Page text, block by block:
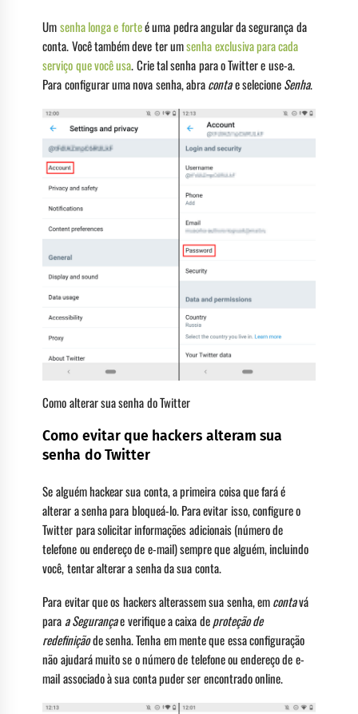
Umsenha longa e forteé uma pedra angular da segurança da
conta. Você também deve ter umsenha exclusiva para cada
serviço que você usa. Crie tal senha para o Twitter e use-a.
Para configurar uma nova senha, abracontae selecioneSenha.
Como alterar sua senha do Twitter
Como evitar que hackers alteram sua
senha do Twitter
Se alguém hackear sua conta, a primeira coisa que fará é
alterar a senha para bloqueá-lo. Para evitar isso, configure o
Twitter para solicitar informações adicionais (número de
telefone ou endereço de e-mail) sempre que alguém, incluindo
você, tentar alterar a senha da sua conta.
Para evitar que os hackers alterassem sua senha, emcontavá
paraa Segurançae verifique a caixa deproteção de
redefiniçãode senha. Tenha em mente que essa configuração
não ajudará muito se o número de telefone ou endereço de e-
mail associado à sua conta puder ser encontrado online.